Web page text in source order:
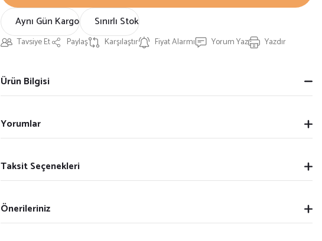
Aynı Gün Kargo Sınırlı Stok
Tavsiye Et Paylaş Karşılaştır Fiyat Alarmı Yorum Yaz Yazdır
Ürün Bilgisi
Yorumlar
Taksit Seçenekleri
Önerileriniz